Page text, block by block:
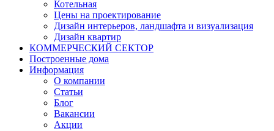
Котельная
Цены на проектирование
Дизайн интерьеров, ландшафта и визуализация
Дизайн квартир
КОММЕРЧЕСКИЙ СЕКТОР
Построенные дома
Информация
О компании
Статьи
Блог
Вакансии
Акции